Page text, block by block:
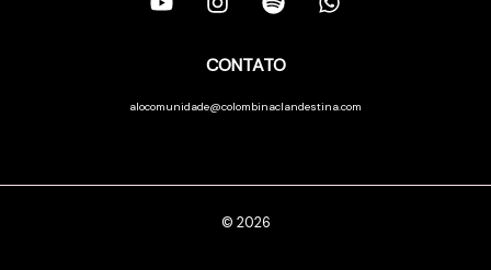
CONTATO
alocomunidade@colombinaclandestina.com
© 2026